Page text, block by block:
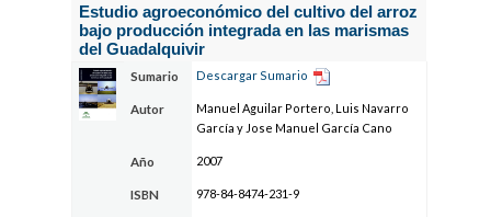
Estudio agroeconómico del cultivo del arroz
bajo producción integrada en las marismas
del Guadalquivir
Sumario Descargar Sumario
Autor
Manuel Aguilar Portero, Luis Navarro
García y Jose Manuel García Cano
Año 2007
ISBN 978-84-8474-231-9